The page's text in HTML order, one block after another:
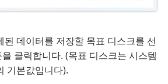
된 데이터를 저장할 목표 디스크를 선
클릭합니다. (목표 디스크는 시스템
기본값입니다).